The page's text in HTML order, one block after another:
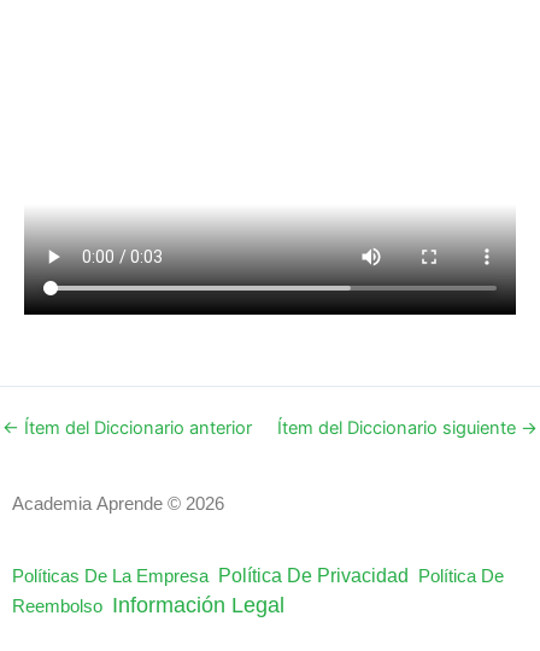
← Ítem del Diccionario anterior Ítem del Diccionario siguiente →
Academia Aprende © 2026
Políticas De La Empresa Política De Privacidad
Política De
Reembolso Información Legal